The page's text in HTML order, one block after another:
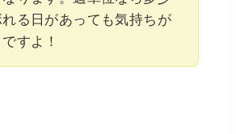
る日があっても気持ちが
すよ！